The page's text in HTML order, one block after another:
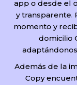
app o desde el
y transparente.
momento y
domicilio
Además de la
Copy